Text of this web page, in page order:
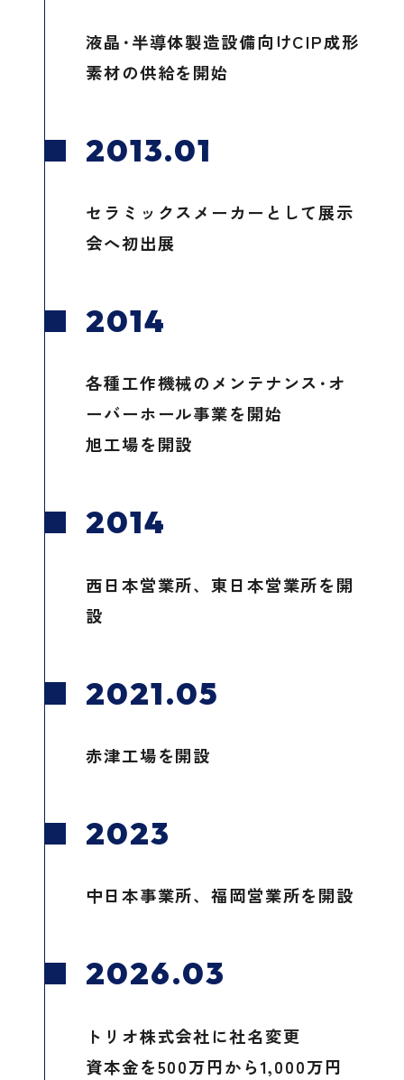
液晶･半導体製造設備向けCIP成形
素材の供給を開始
2013.01
セラミックスメーカーとして展示
会へ初出展
2014
各種工作機械のメンテナンス･オ
ーバーホール事業を開始
旭工場を開設
2014
西日本営業所、東日本営業所を開
設
2021.05
赤津工場を開設
2023
中日本事業所、福岡営業所を開設
2026.03
トリオ株式会社に社名変更
資本金を500万円から1,000万円